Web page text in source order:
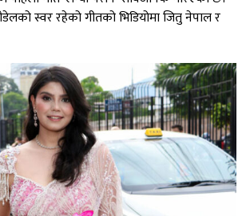
स्वर रहेको गीतको भिडियोमा जितु नेपाल र